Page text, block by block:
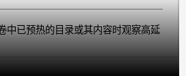
中已预热的目录或其内容时观察高延